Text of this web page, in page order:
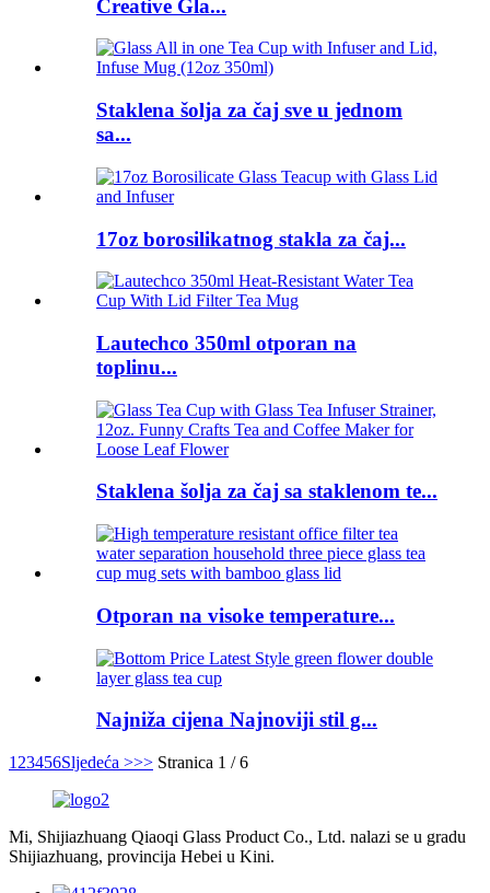
Creative Gla...
Staklena šolja za čaj sve u jednom
sa...
17oz borosilikatnog stakla za čaj...
Lautechco 350ml otporan na
toplinu...
Staklena šolja za čaj sa staklenom te...
Otporan na visoke temperature...
Najniža cijena Najnoviji stil g...
1 23456Sljedeća >>> Stranica 1 / 6
Mi, Shijiazhuang Qiaoqi Glass Product Co., Ltd. nalazi se u gradu
Shijiazhuang, provincija Hebei u Kini.